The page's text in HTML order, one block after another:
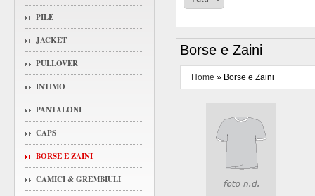
PILE
JACKET
PULLOVER
INTIMO
PANTALONI
CAPS
BORSE E ZAINI
CAMICI & GREMBIULI
Borse e Zaini
Home » Borse e Zaini